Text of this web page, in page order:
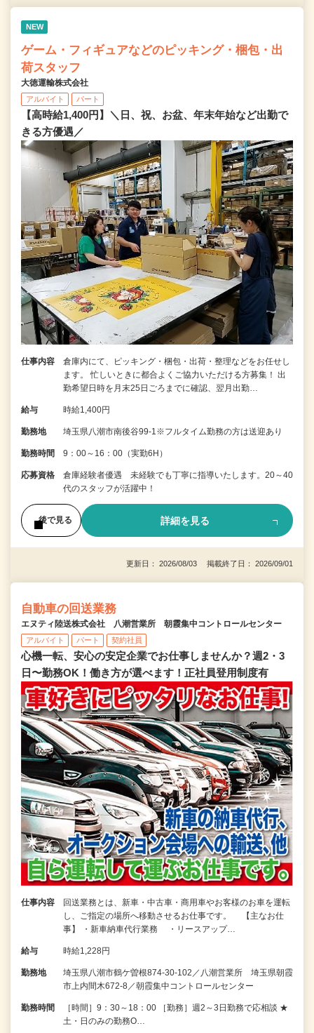
NEW
ゲーム・フィギュアなどのピッキング・梱包・出
荷スタッフ
大徳運輸株式会社
アルバイト パート
【高時給1,400円】＼日、祝、お盆、年末年始など出勤で
きる方優遇／
仕事内容
倉庫内にて、ピッキング・梱包・出荷・整理などをお任せし
ます。 忙しいときに都合よくご協力いただける方募集！ 出
勤希望日時を月末25日ごろまでに確認、翌月出勤…
給与 時給1,400円
勤務地 埼玉県八潮市南後谷99‐1※フルタイム勤務の方は送迎あり
勤務時間 9：00～16：00（実勤6H）
応募資格
倉庫経験者優遇 未経験でも丁寧に指導いたします。20～40
代のスタッフが活躍中！
後で見る 詳細を見る
更新日： 2026/08/03 掲載終了日： 2026/09/01
自動車の回送業務
エヌティ陸送株式会社 八潮営業所 朝霞集中コントロールセンター
アルバイト パート 契約社員
心機一転、安心の安定企業でお仕事しませんか？週2・3
日〜勤務OK！働き方が選べます！正社員登用制度有
仕事内容
回送業務とは、新車・中古車・商用車やお客様のお車を運転
し、ご指定の場所へ移動させるお仕事です。 【主なお仕
事】 ・新車納車代行業務 ・リースアップ…
給与 時給1,228円
勤務地
埼玉県八潮市鶴ケ曽根874-30-102／八潮営業所 埼玉県朝霞
市上内間木672-8／朝霞集中コントロールセンター
勤務時間
［時間］9：30～18：00 ［勤務］週2～3日勤務で応相談 ★
土・日のみの勤務O…